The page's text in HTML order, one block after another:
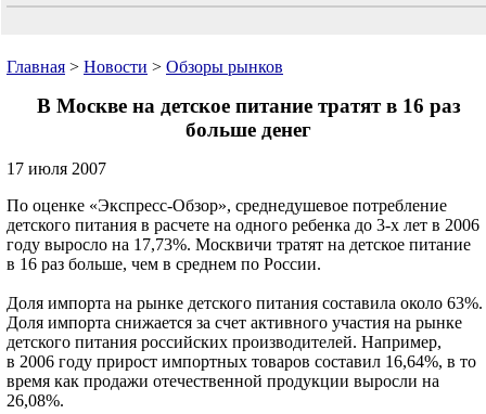
Главная > Новости > Обзоры рынков
В Москве на детское питание тратят в 16 раз
больше денег
17 июля 2007
По оценке «Экспресс-Обзор», среднедушевое потребление
детского питания в расчете на одного ребенка до 3-х лет в 2006
году выросло на 17,73%. Москвичи тратят на детское питание
в 16 раз больше, чем в среднем по России.
Доля импорта на рынке детского питания составила около 63%.
Доля импорта снижается за счет активного участия на рынке
детского питания российских производителей. Например,
в 2006 году прирост импортных товаров составил 16,64%, в то
время как продажи отечественной продукции выросли на
26,08%.